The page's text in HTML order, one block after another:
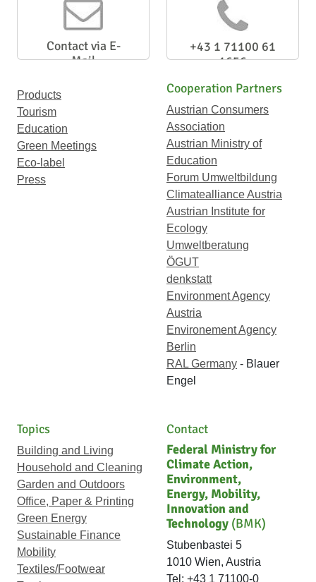
Contact via E-
Mail
+43 1 71100 61
1656
Products
Tourism
Education
Green Meetings
Eco-label
Press
Cooperation Partners
Austrian Consumers
Association
Austrian Ministry of
Education
Forum Umweltbildung
Climatealliance Austria
Austrian Institute for
Ecology
Umweltberatung
ÖGUT
denkstatt
Environment Agency
Austria
Environement Agency
Berlin
RAL Germany - Blauer
Engel
Topics
Building and Living
Household and Cleaning
Garden and Outdoors
Office, Paper & Printing
Green Energy
Sustainable Finance
Mobility
Textiles/Footwear
Contact
Federal Ministry for
Climate Action,
Environment,
Energy, Mobility,
Innovation and
Technology (BMK)
Stubenbastei 5
1010 Wien, Austria
Tel: +43 1 71100-0